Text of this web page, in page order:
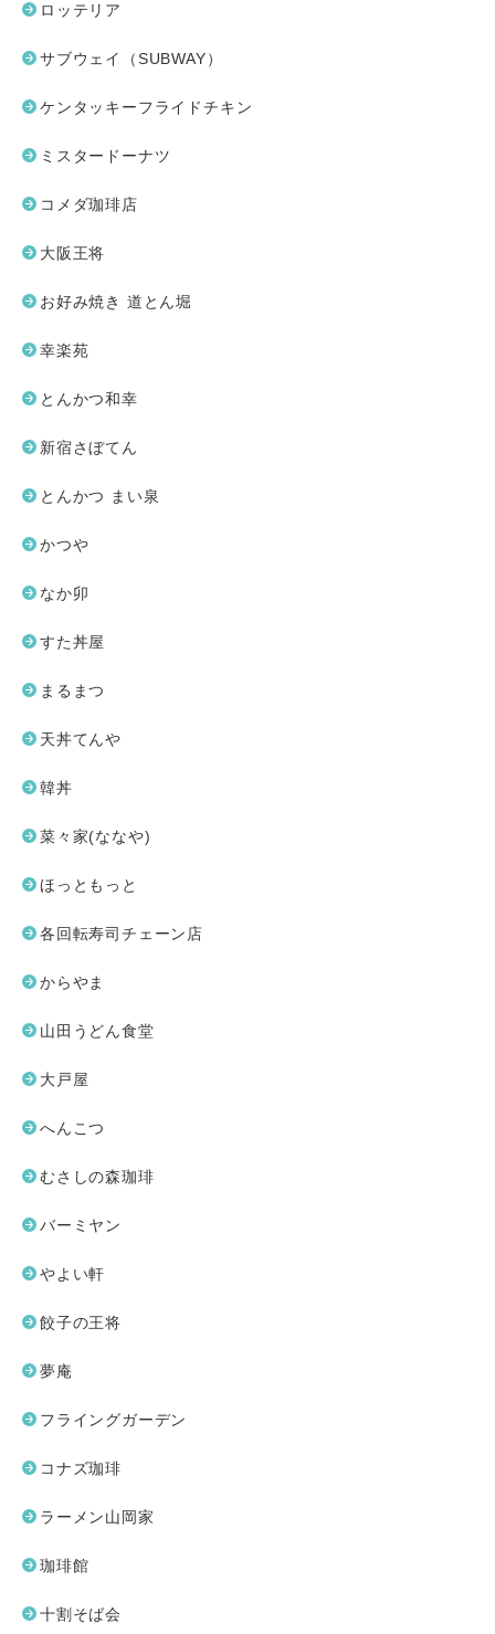
ロッテリア
サブウェイ（SUBWAY）
ケンタッキーフライドチキン
ミスタードーナツ
コメダ珈琲店
大阪王将
お好み焼き 道とん堀
幸楽苑
とんかつ和幸
新宿さぼてん
とんかつ まい泉
かつや
なか卯
すた丼屋
まるまつ
天丼てんや
韓丼
菜々家(ななや)
ほっともっと
各回転寿司チェーン店
からやま
山田うどん食堂
大戸屋
へんこつ
むさしの森珈琲
バーミヤン
やよい軒
餃子の王将
夢庵
フライングガーデン
コナズ珈琲
ラーメン山岡家
珈琲館
十割そば会